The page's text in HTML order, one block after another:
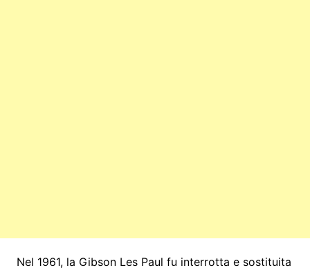
Nel 1961, la Gibson Les Paul fu interrotta e sostituita